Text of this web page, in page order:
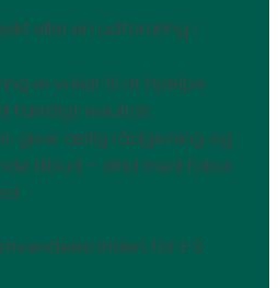
eller en udfordring i
er vi klar til at hjælpe
færdigt resultat.
giver ærlig rådgivning og
tilbud – altid med fokus
inden for 1-3